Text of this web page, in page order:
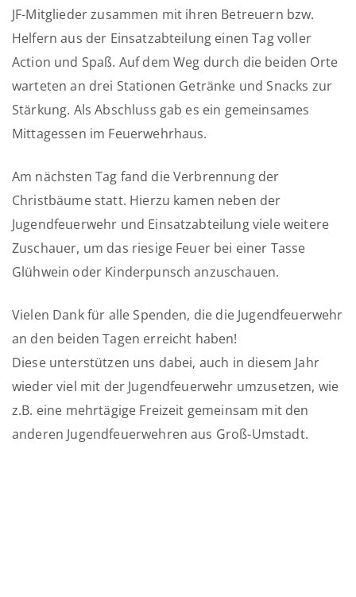
JF-Mitglieder zusammen mit ihren Betreuern bzw.
Helfern aus der Einsatzabteilung einen Tag voller
Action und Spaß. Auf dem Weg durch die beiden Orte
warteten an drei Stationen Getränke und Snacks zur
Stärkung. Als Abschluss gab es ein gemeinsames
Mittagessen im Feuerwehrhaus.
Am nächsten Tag fand die Verbrennung der
Christbäume statt. Hierzu kamen neben der
Jugendfeuerwehr und Einsatzabteilung viele weitere
Zuschauer, um das riesige Feuer bei einer Tasse
Glühwein oder Kinderpunsch anzuschauen.
Vielen Dank für alle Spenden, die die Jugendfeuerwehr
an den beiden Tagen erreicht haben!
Diese unterstützen uns dabei, auch in diesem Jahr
wieder viel mit der Jugendfeuerwehr umzusetzen, wie
z.B. eine mehrtägige Freizeit gemeinsam mit den
anderen Jugendfeuerwehren aus Groß-Umstadt.